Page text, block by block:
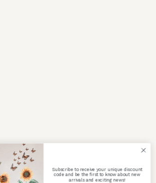
Subscribe to receive your unique discount
code and be the first to know about new
arrivals and exciting news!